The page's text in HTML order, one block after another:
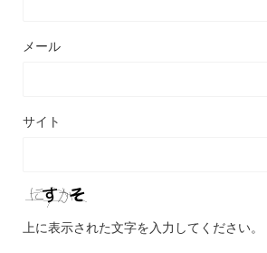
メール
サイト
上に表示された文字を入力してください。